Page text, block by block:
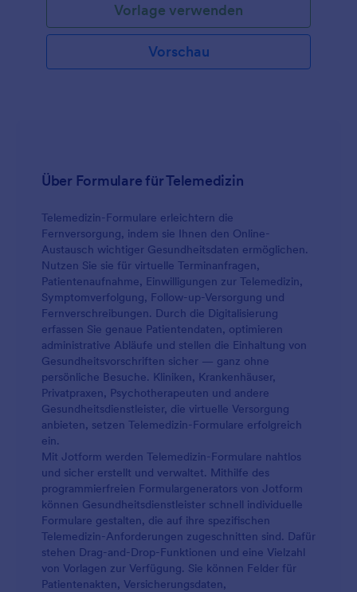
Vorlage verwenden
Vorschau
Über Formulare für Telemedizin
Telemedizin-Formulare erleichtern die
Fernversorgung, indem sie Ihnen den Online-
Austausch wichtiger Gesundheitsdaten ermöglichen.
Nutzen Sie sie für virtuelle Terminanfragen,
Patientenaufnahme, Einwilligungen zur Telemedizin,
Symptom­verfolgung, Follow-up-Versorgung und
Fernverschreibungen. Durch die Digitalisierung
erfassen Sie genaue Patientendaten, optimieren
administrative Abläufe und stellen die Einhaltung von
Gesundheitsvorschriften sicher — ganz ohne
persönliche Besuche. Kliniken, Krankenhäuser,
Privatpraxen, Psychotherapeuten und andere
Gesundheitsdienstleister, die virtuelle Versorgung
anbieten, setzen Telemedizin-Formulare erfolgreich
ein.
Mit Jotform werden Telemedizin-Formulare nahtlos
und sicher erstellt und verwaltet. Mithilfe des
programmierfreien Formulargenerators von Jotform
können Gesundheitsdienstleister schnell individuelle
Formulare gestalten, die auf ihre spezifischen
Telemedizin-Anforderungen zugeschnitten sind. Dafür
stehen Drag-and-Drop-Funktionen und eine Vielzahl
von Vorlagen zur Verfügung. Sie können Felder für
Patientenakten, Versicherungsdaten,